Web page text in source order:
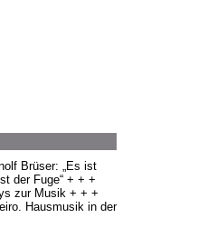
Brüser: „Es ist
der Fuge“ + + +
zur Musik + + +
Hausmusik in der